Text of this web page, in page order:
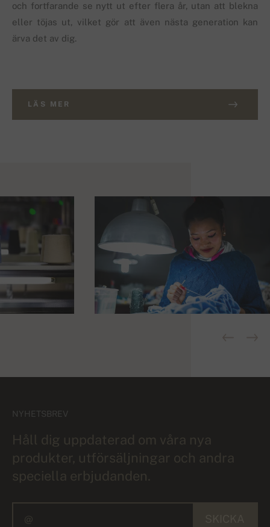
och fortfarande se nytt ut efter flera år, utan att blekna
eller töjas ut, vilket gör att även nästa generation kan
ärva det av dig.
LÄS MER
NYHETSBREV
Håll dig uppdaterad om våra nya
produkter, utförsäljningar och andra
speciella erbjudanden.